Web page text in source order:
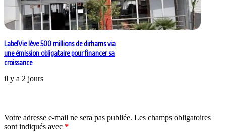
LabelVie lève 500 millions de dirhams via
une émission obligataire pour financer sa
croissance
il y a 2 jours
Votre adresse e-mail ne sera pas publiée. Les champs obligatoires
sont indiqués avec *